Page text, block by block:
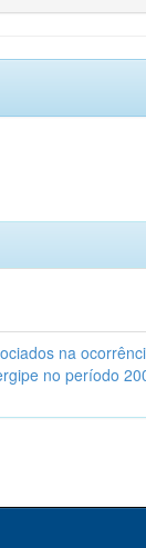
na
no período